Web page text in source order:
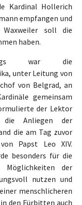
Kardinal Hollerich
empfangen und
soll die
haben.
war die
unter Leitung von
von Belgrad, an
gemeinsam
der Lektor
Anliegen der
die am Tag zuvor
Papst Leo XIV.
besonders für die
der
nutzen und
menschlicheren
den Fürbitten auch